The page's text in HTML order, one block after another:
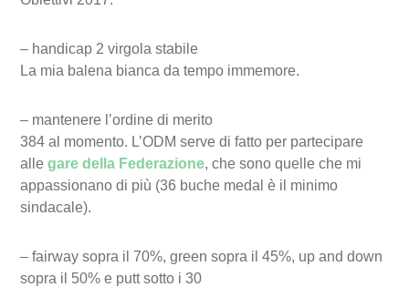
– handicap 2 virgola stabile
La mia balena bianca da tempo immemore.
– mantenere l’ordine di merito
384 al momento. L’ODM serve di fatto per partecipare
allegare della Federazione, che sono quelle che mi
appassionano di più (36 buche medal è il minimo
sindacale).
– fairway sopra il 70%, green sopra il 45%, up and down
sopra il 50% e putt sotto i 30